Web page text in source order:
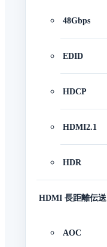
48Gbps
EDID
HDCP
HDMI2.1
HDR
HDMI 長距離伝送
AOC